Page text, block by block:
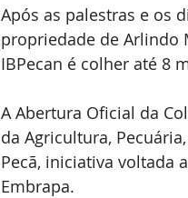
Após as palestras e os
propriedade de Arlindo
IBPecan é colher até 8
A Abertura Oficial da
da Agricultura,
Pecã, iniciativa voltada
Embrapa.